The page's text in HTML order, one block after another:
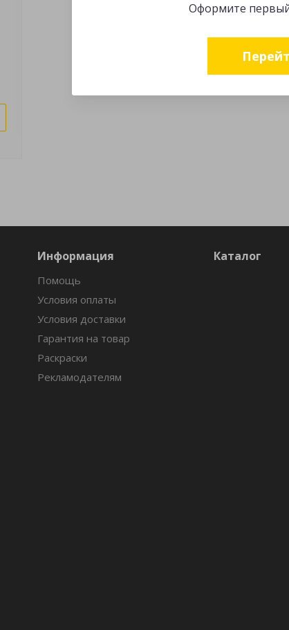
Оформите первый
Информация
Помощь
Условия оплаты
Условия доставки
Гарантия на товар
Раскраски
Рекламодателям
Каталог